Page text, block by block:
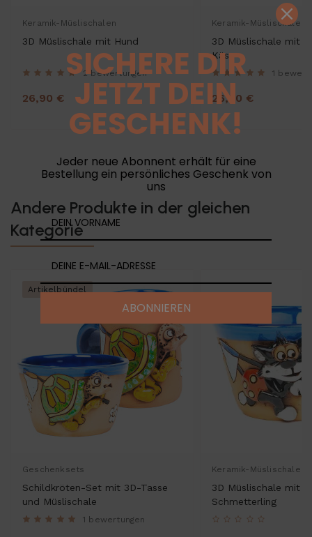
Keramik-Müslischalen
3D Müslischale mit Hund
2 bewertungen
26,90 €
Keramik-Müslischalen
3D Müslischale mit
Käse
1
26,90 €
Andere Produkte in der gleichen
Kategorie
Geschenksets
Schildkröten-Set mit 3D-Tasse
und Müslischale
1 bewertungen
Artikelbündel
Keramik-Müslischalen
3D Müslischale mit
Schmetterling
SICHERE DIR
JETZT DEIN
GESCHENK!
Jeder neue Abonnent erhält für eine
Bestellung ein persönliches Geschenk von
uns
ABONNIEREN